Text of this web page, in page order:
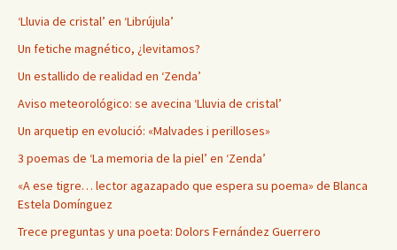
‘Lluvia de cristal’ en ‘Librújula’
Un fetiche magnético, ¿levitamos?
Un estallido de realidad en ‘Zenda’
Aviso meteorológico: se avecina ‘Lluvia de cristal’
Un arquetip en evolució: «Malvades i perilloses»
3 poemas de ‘La memoria de la piel’ en ‘Zenda’
«A ese tigre… lector agazapado que espera su poema» de Blanca
Estela Domínguez
Trece preguntas y una poeta: Dolors Fernández Guerrero